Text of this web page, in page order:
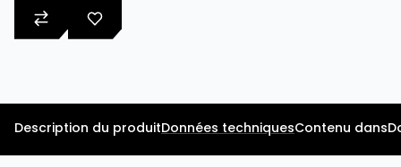
Description du produitDonnées techniquesContenu dans